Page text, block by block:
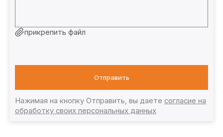
прикрепить файл
Отправить
Нажимая на кнопку Отправить, вы даете согласие на
обработку своих персональных данных